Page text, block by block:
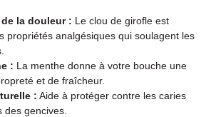
la douleur : Le clou de girofle est
propriétés analgésiques qui soulagent les
: La menthe donne à votre bouche une
et de fraîcheur.
: Aide à protéger contre les caries
des gencives.